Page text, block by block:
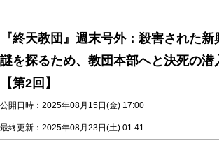
『終天教団』週末号外：殺害された
謎を探るため、教団本部へと決死の潜
【第2回】
公開日時：2025年08月15日(金) 17:00
最終更新：2025年08月23日(土) 01:41